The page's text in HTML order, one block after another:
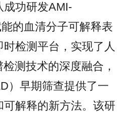
成功研发AMI-
的血清分子可解释表
检测平台，实现了人
测技术的深度融合，
）早期筛查提供了一
解释的新方法。该研